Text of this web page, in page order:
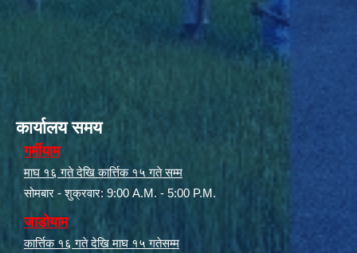
कार्यालय समय
गर्मीयाम
माघ १६ गते देखि कार्त्तिक १५ गते सम्म
सोमबार - शुक्रवार: 9:00 A.M. - 5:00 P.M.
जाडोयाम
कार्त्तिक १६ गते देखि माघ १५ गतेसम्म